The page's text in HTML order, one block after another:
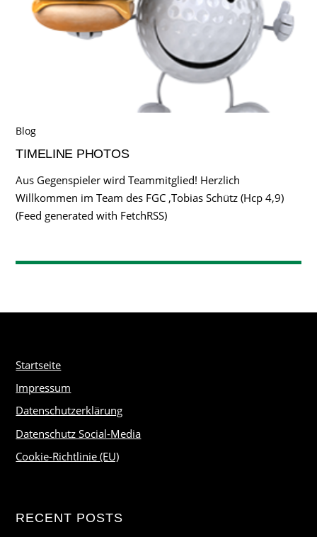
Blog
TIMELINE PHOTOS
Aus Gegenspieler wird Teammitglied! Herzlich
Willkommen im Team des FGC ,Tobias Schütz (Hcp 4,9)
(Feed generated with FetchRSS)
Startseite
Impressum
Datenschutzerklärung
Datenschutz Social-Media
Cookie-Richtlinie (EU)
RECENT POSTS